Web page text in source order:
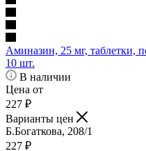
Аминазин, 25 мг, таблетки,
10 шт.
В наличии
Цена от
227 ₽
Варианты цен
Б.Богаткова, 208/1
227 ₽